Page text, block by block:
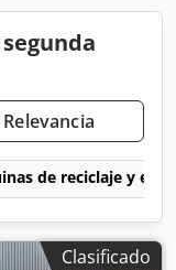
Relevancia
de reciclaje y
Clasificado